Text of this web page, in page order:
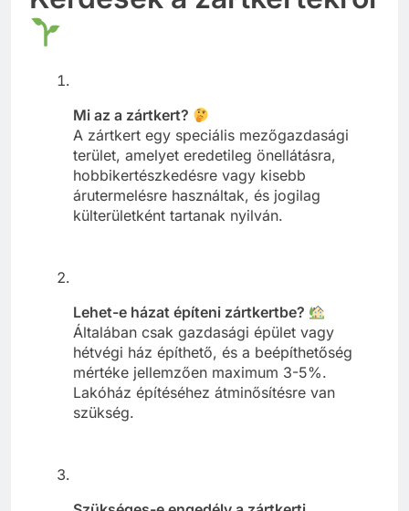
Mi az a zártkert?
A zártkert egy speciális mezőgazdasági
terület, amelyet eredetileg önellátásra,
hobbikertészkedésre vagy kisebb
árutermelésre használtak, és jogilag
külterületként tartanak nyilván.
Lehet-e házat építeni zártkertbe?
Általában csak gazdasági épület vagy
hétvégi ház építhető, és a beépíthetőség
mértéke jellemzően maximum 3-5%.
Lakóház építéséhez átminősítésre van
szükség.